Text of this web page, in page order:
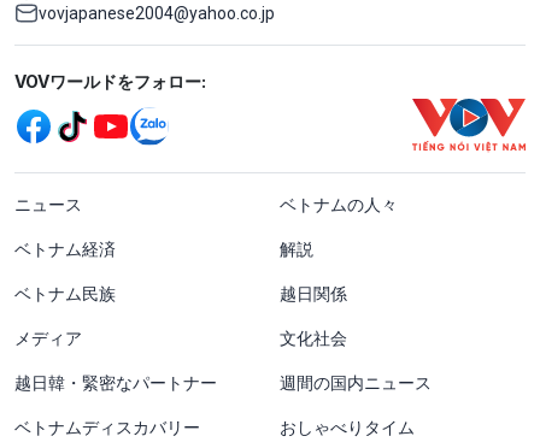
vovjapanese2004@yahoo.co.jp
Mạng xã hội
VOVワールドをフォロー:
menu footer tiếng Nhật
ニュース ベトナムの人々
ベトナム経済 解説
ベトナム民族 越日関係
メディア 文化社会
越日韓・緊密なパートナー 週間の国内ニュース
ベトナムディスカバリー おしゃべりタイム